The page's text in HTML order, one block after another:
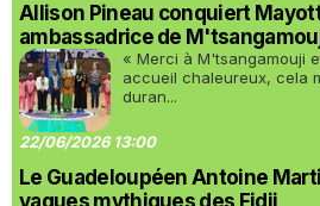
Allison Pineau conquiert
ambassadrice de
« Merci à M'tsangamouji
accueil chaleureux, cela
duran...
22/06/2026 13:00
Le Guadeloupéen Antoine
vagues mythiques des Fidji